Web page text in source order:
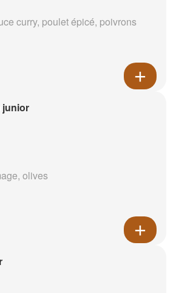
curry, poulet épicé, poivrons
junior
olives